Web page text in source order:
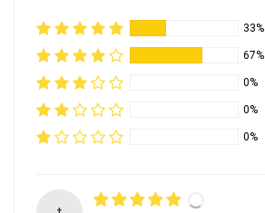
33%
67%
0%
0%
0%